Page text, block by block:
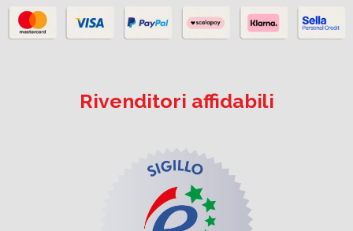
Rivenditori affidabili